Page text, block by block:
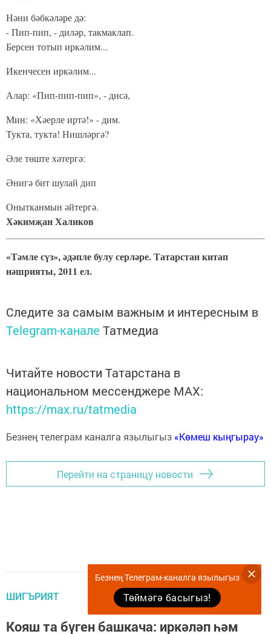
Нәни бәбкәләре дә:
- Пип-пип, - диләр, такмаклап.
Берсен тотып иркәлим...
Икенчесен иркәлим...
Алар: «Пип-пип-пип», - дисә,
Мин: «Хәерле иртә!» - дим.
Тукта, тукта! Нишләргә?
Әле төште хәтергә:
Әнигә бит шулай дип
Онытканмын әйтергә.
Хәкимҗан Халиков
«Тәмле сүз», әдәпле булу серләре. Татарстан китап
нәшрияты, 2011 ел.
Следите за самым важным и интересным в
Telegram-канале Татмедиа
Читайте новости Татарстана в
национальном мессенджере MАХ:
https://max.ru/tatmedia
Безнең телеграм каналга язылыгыз «Көмеш кыңгырау»
Перейти на страницу новости
ШИГЪРИЯТ
Кояш та бүген башкача: иркәләп һәм
Безнең Телеграм-каналга язылыгыз
Төймәгә басыгыз!